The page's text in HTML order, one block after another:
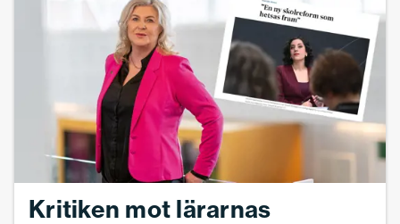
Kritiken mot lärarnas